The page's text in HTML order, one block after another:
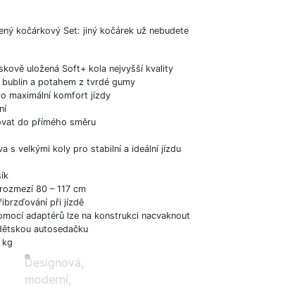
kočárkový Set: jiný kočárek už nebudete
Designová,
moderní,
uložená Soft+ kola nejvyšší kvality
a potahem z tvrdé gumy
maximální komfort jízdy
do přímého směru
s velkými koly pro stabilní a ideální jízdu
80 – 117 cm
při jízdě
adaptérů lze na konstrukci nacvaknout
autosedačku
kg